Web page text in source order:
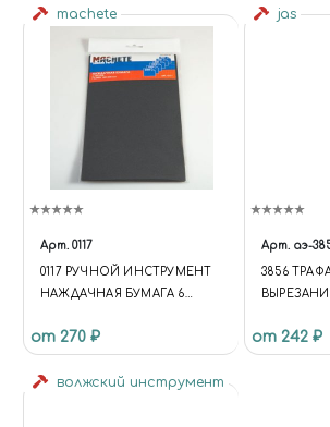
machete
Арт. 0117
0117 РУЧНОЙ ИНСТРУМЕНТ
НАЖДАЧНАЯ БУМАГА 6
ЛИСТОВ
от 270 ₽
jas
Арт. аэ-
3856
от 242 ₽
волжский инструмент